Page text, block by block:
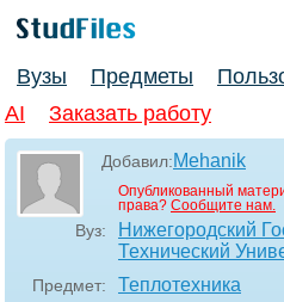
Вузы Предметы
AI
Заказать работу
Добавил:Mehanik
Опубликованный
права? Сообщите нам.
Вуз:
Нижегородский
Технический
Предмет: Теплотехника